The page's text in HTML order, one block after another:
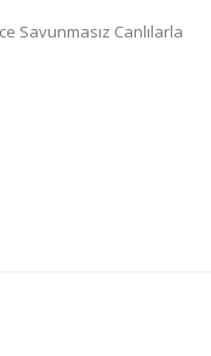
Savunmasız Canlılarla